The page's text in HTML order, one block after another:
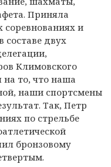
Приняла
соревнованиях и
составе двух
Климовского
на то, что наша
наши спортсмены
Так, Петр
по стрельбе
бронзовому